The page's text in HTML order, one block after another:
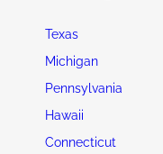
Texas
Michigan
Pennsylvania
Hawaii
Connecticut